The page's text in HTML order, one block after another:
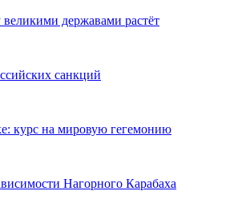
державами растёт
санкций
курс на мировую гегемонию
Нагорного Карабаха